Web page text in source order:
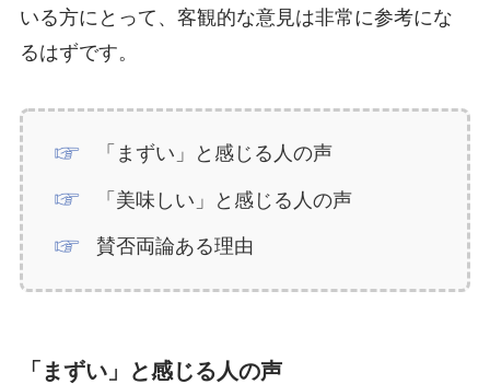
いる方にとって、客観的な意見は非常に参考にな
るはずです。
「まずい」と感じる人の声
「美味しい」と感じる人の声
賛否両論ある理由
「まずい」と感じる人の声